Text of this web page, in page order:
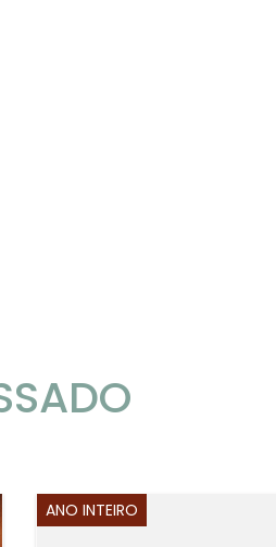
ANO INTEIRO